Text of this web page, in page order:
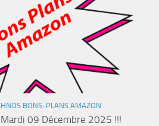
BONS-PLANS AMAZON
09 Décembre 2025 !!!